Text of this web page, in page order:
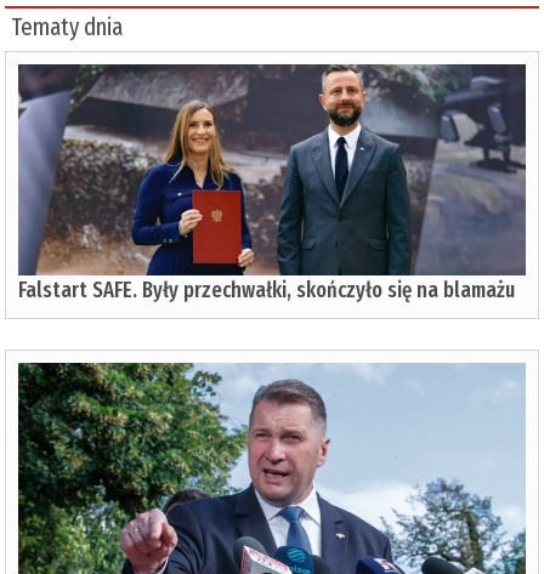
Tematy dnia
Falstart SAFE. Były przechwałki, skończyło się na blamażu